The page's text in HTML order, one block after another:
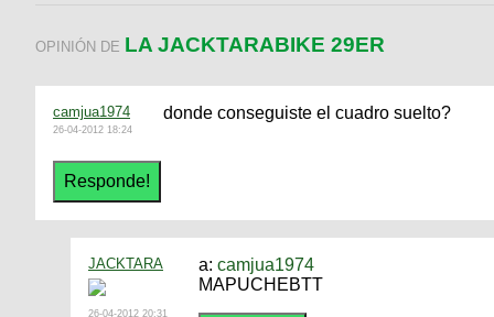
OPINIÓN DE LA JACKTARABIKE 29ER
camjua1974
26-04-2012 18:24
donde conseguiste el cuadro suelto?
JACKTARA
26-04-2012 20:31
a: camjua1974
MAPUCHEBTT